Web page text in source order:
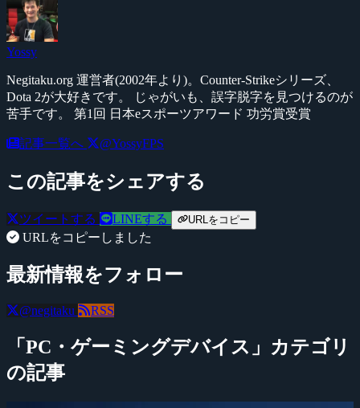
Yossy
Negitaku.org 運営者(2002年より)。Counter-Strikeシリーズ、
Dota 2が大好きです。 じゃがいも、誤字脱字を見つけるのが
苦手です。 第1回 日本eスポーツアワード 功労賞受賞
記事一覧へ @YossyFPS
この記事をシェアする
ツイートする LINEする URLをコピー
URLをコピーしました
最新情報をフォロー
@negitaku RSS
「PC・ゲーミングデバイス」カテゴリ
の記事